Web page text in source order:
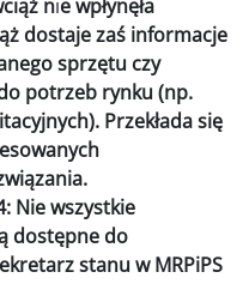
nie wpłynęła
dostaje zaś informacje
sprzętu czy
potrzeb rynku (np.
Przekłada się
Nie wszystkie
dostępne do
stanu w MRPiPS